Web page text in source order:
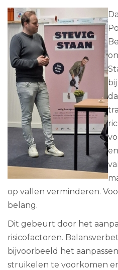
Contact
op vallen verminderen.
belang.
Dit gebeurt door het
risicofactoren.
bijvoorbeeld het
struikelen te voorkomen